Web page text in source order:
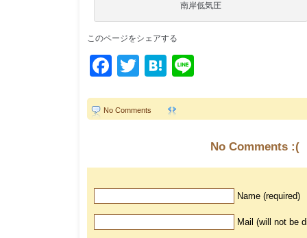
南岸低気圧
このページをシェアする
Facebook
TwitterHatena
No Comments
No Comments :(
Name (required)
Mail (will not be